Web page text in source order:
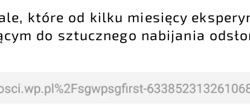
które od kilku miesięcy
do sztucznego nabijania